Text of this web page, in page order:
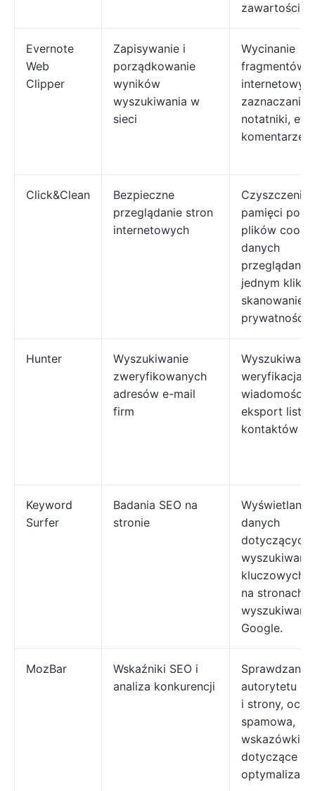
zawartości
Evernote
Web
Clipper
Zapisywanie i
porządkowanie
wyników
wyszukiwania w
sieci
Wycinanie
fragmentów
zaznaczanie
notatniki,
komentarze
Click&Clean
Bezpieczne
przeglądanie stron
internetowych
Czyszczenie
pamięci
plików
danych
przeglądania
jednym
skanowanie
prywatności
Hunter
Wyszukiwanie
zweryfikowanych
adresów e-mail
firm
weryfikacja
wiadomości
eksport listy
kontaktów
Keyword
Surfer
Badania SEO na
stronie
Wyświetlanie
danych
dotyczących
wyszukiwań
kluczowych i
na stronach
wyszukiwania
Google.
MozBar
Wskaźniki SEO i
analiza konkurencji
Sprawdzanie
autorytetu
i strony,
spamowa,
wskazówki
dotyczące
optymalizacji